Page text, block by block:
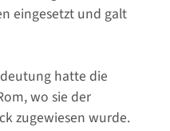
eingesetzt und galt
hatte die
wo sie der
zugewiesen wurde.